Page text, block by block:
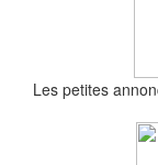
Les petites